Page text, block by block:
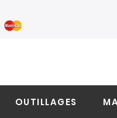
OUTILLAGES